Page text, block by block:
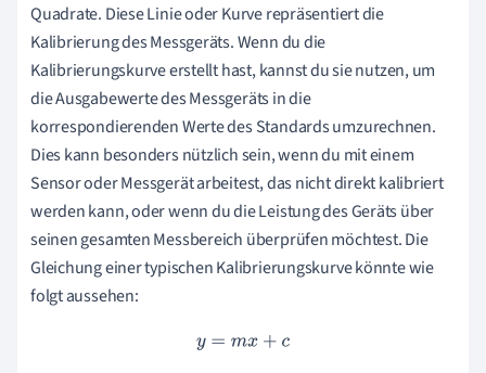
Quadrate. Diese Linie oder Kurve repräsentiert die
Kalibrierung des Messgeräts. Wenn du die
Kalibrierungskurve erstellt hast, kannst du sie nutzen, um
die Ausgabewerte des Messgeräts in die
korrespondierenden Werte des Standards umzurechnen.
Dies kann besonders nützlich sein, wenn du mit einem
Sensor oder Messgerät arbeitest, das nicht direkt kalibriert
werden kann, oder wenn du die Leistung des Geräts über
seinen gesamten Messbereich überprüfen möchtest. Die
Gleichung einer typischen Kalibrierungskurve könnte wie
folgt aussehen:
y=mx+ c